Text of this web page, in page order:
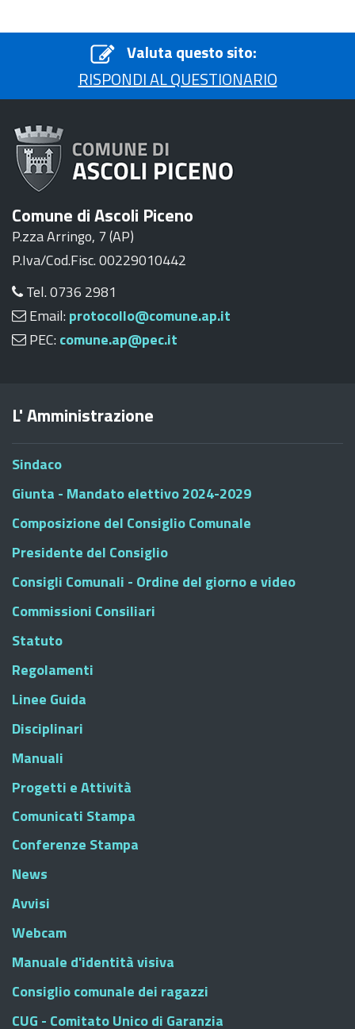
Valuta questo sito:
RISPONDI AL QUESTIONARIO
Comune di Ascoli Piceno
P.zza Arringo, 7 (AP)
P.Iva/Cod.Fisc. 00229010442
Tel. 0736 2981
Email: protocollo@comune.ap.it
PEC: comune.ap@pec.it
L' Amministrazione
Sindaco
Giunta - Mandato elettivo 2024-2029
Composizione del Consiglio Comunale
Presidente del Consiglio
Consigli Comunali - Ordine del giorno e video
Commissioni Consiliari
Statuto
Regolamenti
Linee Guida
Disciplinari
Manuali
Progetti e Attività
Comunicati Stampa
Conferenze Stampa
News
Avvisi
Webcam
Manuale d'identità visiva
Consiglio comunale dei ragazzi
CUG - Comitato Unico di Garanzia